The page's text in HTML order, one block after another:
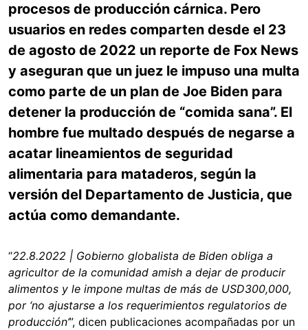
procesos de producción cárnica. Pero
usuarios en redes comparten desde el 23
de agosto de 2022 un reporte de Fox News
y aseguran que un juez le impuso una multa
como parte de un plan de Joe Biden para
detener la producción de “comida sana”. El
hombre fue multado después de negarse a
acatar lineamientos de seguridad
alimentaria para mataderos, según la
versión del Departamento de Justicia, que
actúa como demandante.
“22.8.2022 | Gobierno globalista de Biden obliga a
agricultor de la comunidad amish a dejar de producir
alimentos y le impone multas de más de USD300,000,
por ‘no ajustarse a los requerimientos regulatorios de
producción’”, dicen publicaciones acompañadas por un